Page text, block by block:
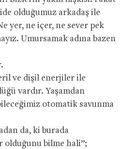
olduğumuz arkadaş ile
yer, ne içer, ne sever pek
Umursamak adına bazen
ve dişil enerjiler ile
vardır. Yaşamdan
otomatik savunma
da, ki burada
olduğunu bilme hali”;